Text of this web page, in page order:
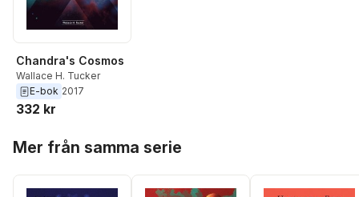
Chandra's Cosmos
Wallace H. Tucker
E-bok 2017
332 kr
Mer från samma serie